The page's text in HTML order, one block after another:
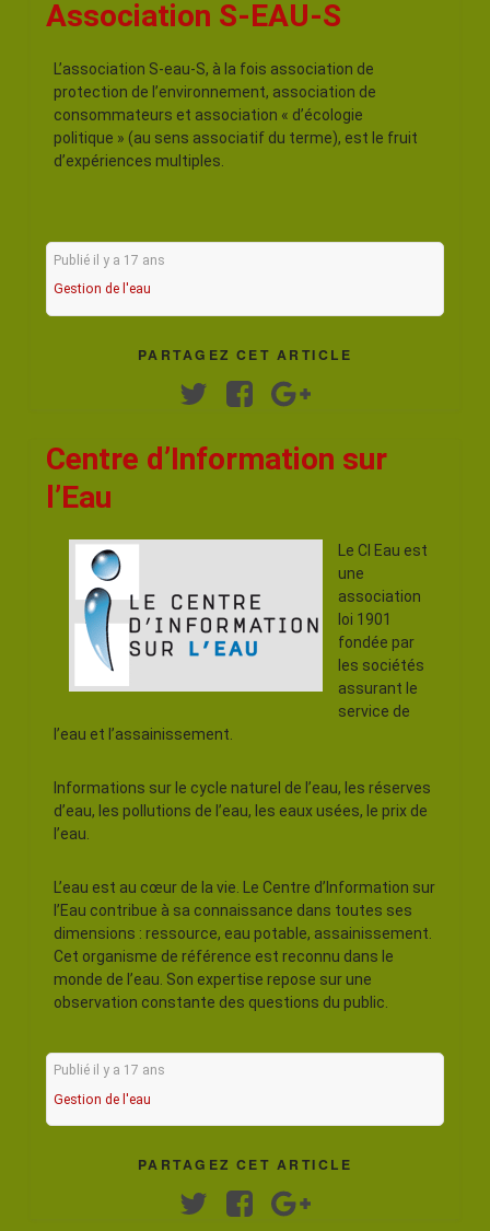
Association S-EAU-S
L’association S-eau-S, à la fois association de
protection de l’environnement, association de
consommateurs et association « d’écologie
politique » (au sens associatif du terme), est le fruit
d’expériences multiples.
Publié il y a 17 ans
Gestion de l'eau
PARTAGEZ CET ARTICLE
Twitter Facebook
Centre d’Information sur
l’Eau
Le CI Eau est
une
association
loi 1901
fondée par
les sociétés
assurant le
service de
l’eau et l’assainissement.
Informations sur le cycle naturel de l’eau, les réserves
d’eau, les pollutions de l’eau, les eaux usées, le prix de
l’eau.
L’eau est au cœur de la vie. Le Centre d’Information sur
l’Eau contribue à sa connaissance dans toutes ses
dimensions : ressource, eau potable, assainissement.
Cet organisme de référence est reconnu dans le
monde de l’eau. Son expertise repose sur une
observation constante des questions du public.
Publié il y a 17 ans
Gestion de l'eau
PARTAGEZ CET ARTICLE
Twitter Facebook